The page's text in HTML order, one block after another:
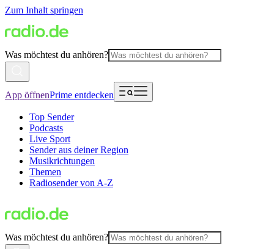
Zum Inhalt springen
Was möchtest du anhören?
App öffnenPrime entdecken
Top Sender
Podcasts
Live Sport
Sender aus deiner Region
Musikrichtungen
Themen
Radiosender von A-Z
Was möchtest du anhören?